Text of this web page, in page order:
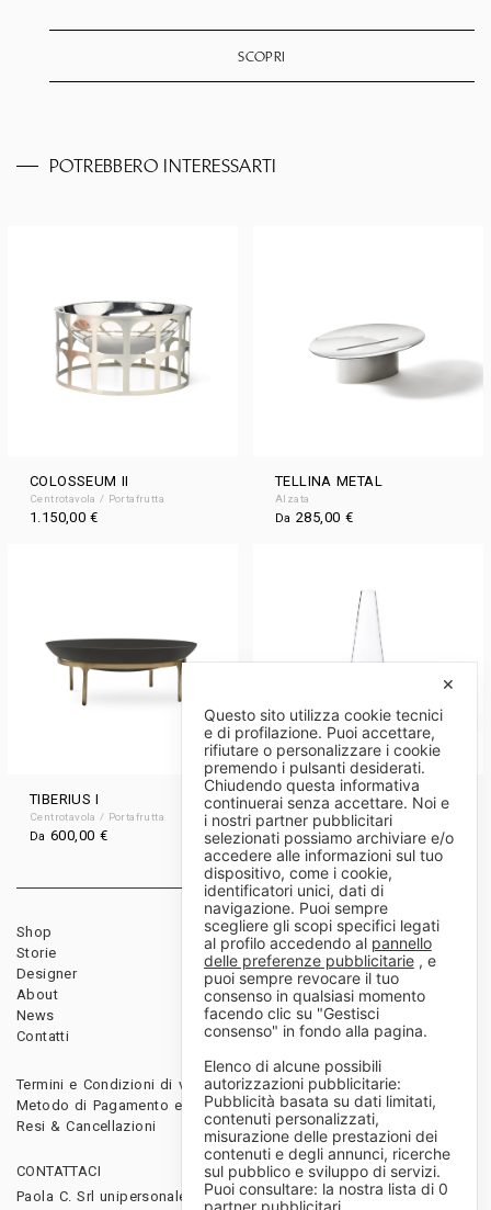
SCOPRI
POTREBBERO INTERESSARTI
COLOSSEUM II
Centrotavola / Portafrutta
1.150,00€
TELLINA METAL
Alzata
Da285,00 €
TIBERIUS I
Centrotavola / Portafrutta
Da600,00 €
SCIIA
Bottiglia
150,00€
Shop
Storie
Designer
About
News
Contatti
Rivenditori
Download
Diventa rivenditore
Termini e Condizioni di vendita
Metodo di Pagamento e Spedizioni
Resi & Cancellazioni
CONTATTACI
Paola C. Srl unipersonale
✕
Questo sito utilizza cookie tecnici
e di profilazione. Puoi accettare,
rifiutare o personalizzare i cookie
premendo i pulsanti desiderati.
Chiudendo questa informativa
continuerai senza accettare. Noi e
i nostri partner pubblicitari
selezionati possiamo archiviare e/o
accedere alle informazioni sul tuo
dispositivo, come i cookie,
identificatori unici, dati di
navigazione. Puoi sempre
scegliere gli scopi specifici legati
al profilo accedendo al pannello
delle preferenze pubblicitarie, e
puoi sempre revocare il tuo
consenso in qualsiasi momento
facendo clic su "Gestisci
consenso" in fondo alla pagina.
Elenco di alcune possibili
autorizzazioni pubblicitarie:
Pubblicità basata su dati limitati,
contenuti personalizzati,
misurazione delle prestazioni dei
contenuti e degli annunci, ricerche
sul pubblico e sviluppo di servizi.
Puoi consultare: la nostra lista di 0
partner pubblicitari.